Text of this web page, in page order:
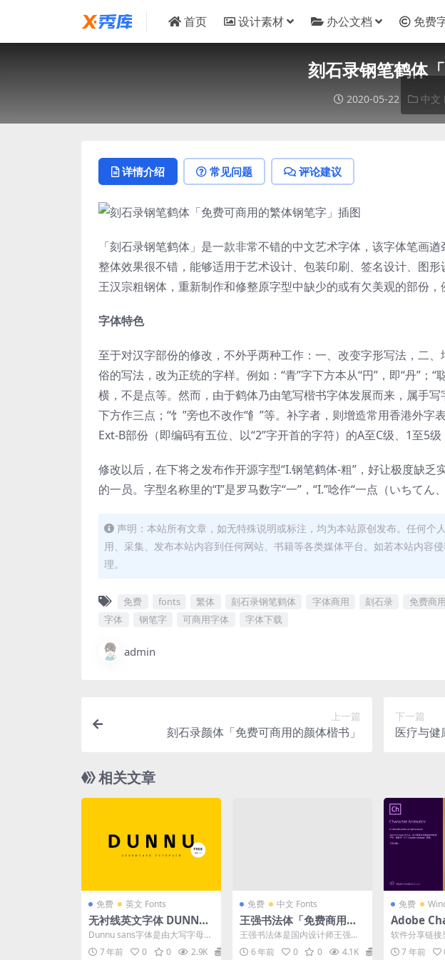
首页 设计素材 办公文档 免费
刻石录钢笔鹤体
2020-05-22 中文
详情介绍 常见问题 评论建议
「刻石录钢笔鹤体」是一款非常不错的中文艺术字体，该字体笔画
整体效果很不错，能够适用于艺术设计、包装印刷、签名设计、图
王汉宗粗钢体，重新制作和修整原字型中缺少的或有欠美观的部份，
字体特色
至于对汉字部份的修改，不外乎两种工作：一、改变字形写法，二
俗的写法，改为正统的字样。例如：“青”字下方本从“円”，即“丹”；“
横，不是点等。然而，由于鹤体乃由笔写楷书字体发展而来，属手
下方作三点；“饣”旁也不改作“⻞”等。补字者，则增造常用香港外
Ext-B部份（即编码有五位、以“2”字开首的字符）的A至C级、1至5级
修改以后，在下将之发布作开源字型“I.钢笔鹤体-粗”，好让极度缺
的一员。字型名称里的“I”是罗马数字“一”，“I.”唸作“一点（いちてん
声明：本站所有文章，如无特殊说明或标注，均为本站原创发布。任何个
用、采集、发布本站内容到任何网站、书籍等各类媒体平台。如若本站内容
理。
免费 fonts 繁体 刻石录钢笔鹤体 字体商用 刻石录 免费商用
字体
钢笔字 可商用字体 字体下载
admin
上一篇
刻石录颜体「免费可商用的颜体楷书」
下一篇
医疗与健
相关文章
免费 英文 Fonts
无衬线英文字体 DUNNU
免费下载（可用于商业用
途）
Dunnu sans字体是由大写字母，
数字和字形制成的现代简化字
体。它具有某种几...
7 年前 0 0 2.9K
免费 中文 Fonts
王强书法体「免费商用钢
笔字体」
王强书法体是国内设计师王强
（站酷ID：pigtruman）原创的
手写系列字体，免...
6 年前 0 0 4.1K
免费
Adobe
ator 2020
文直装破解
软件分享链接
和macOS版
即可。 Cha...
7 年前